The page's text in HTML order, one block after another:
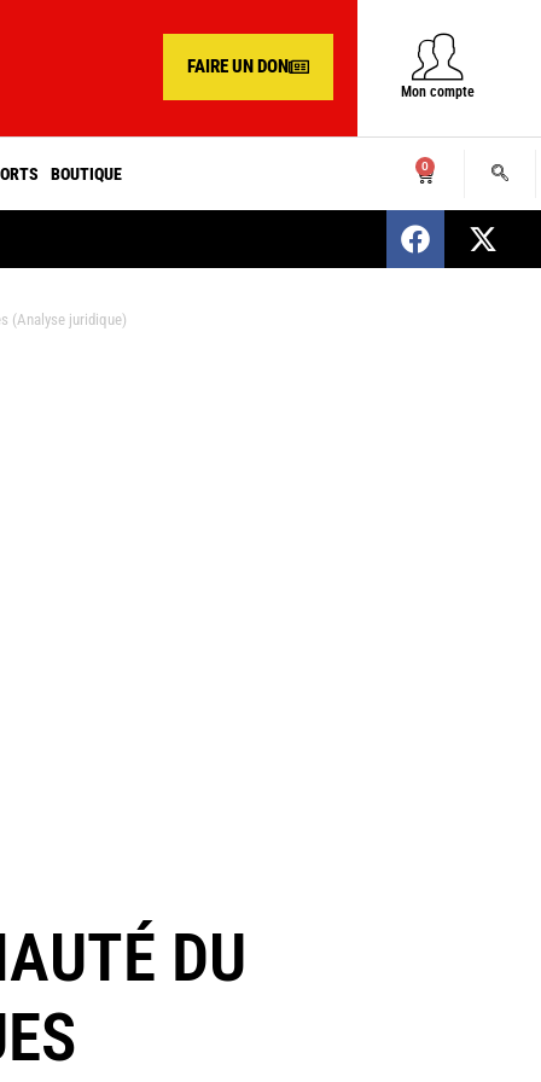
FAIRE UN DON
Mon compte
BOUTIQUE 0
SENEGAL : Nomination d’un nouveau
(Analyse juridique)
DU